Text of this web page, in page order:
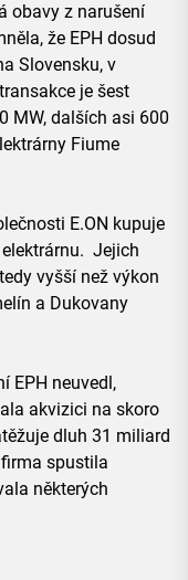
obavy z narušení
že EPH dosud
Slovensku, v
je šest
MW, dalších asi 600
Fiume
E.ON kupuje
Jejich
vyšší než výkon
a Dukovany
EPH neuvedl,
akvizici na skoro
dluh 31 miliard
spustila
některých